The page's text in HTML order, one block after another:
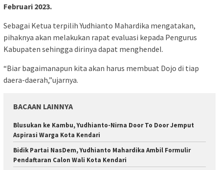
Februari 2023.
Sebagai Ketua terpilih Yudhianto Mahardika mengatakan,
pihaknya akan melakukan rapat evaluasi kepada Pengurus
Kabupaten sehingga dirinya dapat menghendel.
“Biar bagaimanapun kita akan harus membuat Dojo di tiap
daera-daerah,”ujarnya.
BACAAN LAINNYA
Blusukan ke Kambu, Yudhianto-Nirna Door To Door Jemput
Aspirasi Warga Kota Kendari
Bidik Partai NasDem, Yudhianto Mahardika Ambil Formulir
Pendaftaran Calon Wali Kota Kendari